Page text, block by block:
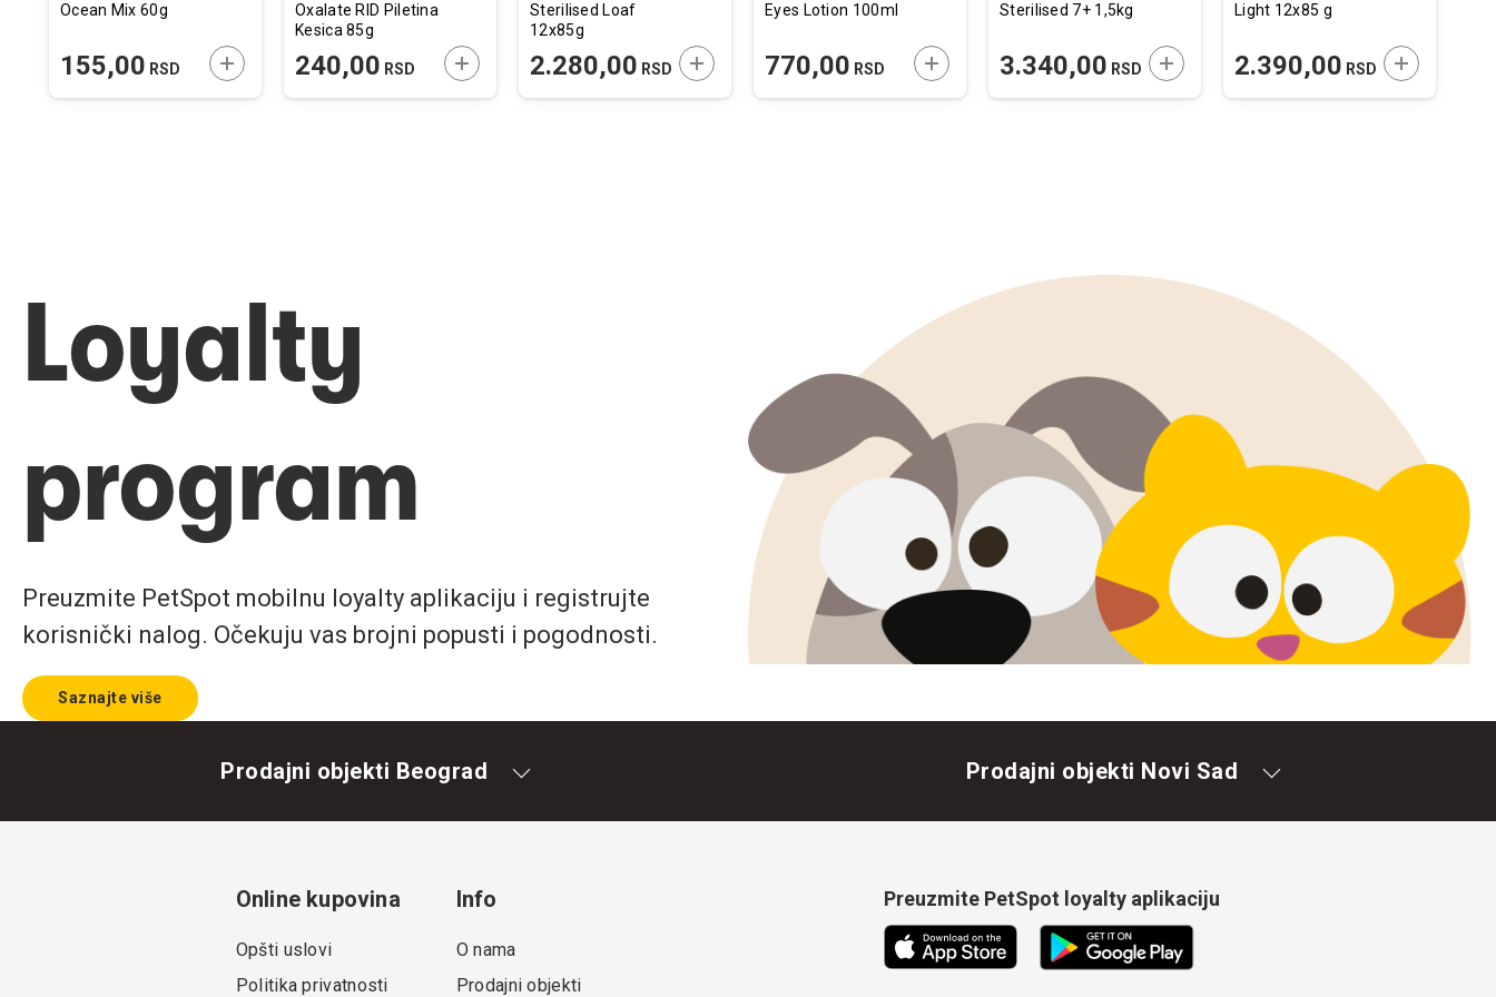
U KORPU
Ocean Mix 60g
155,00 RSD DODAJTE U KORPU
Oxalate RID Piletina
Kesica 85g
240,00 RSD DODAJTE U KORPU
Sterilised Loaf
12x85g
2.280,00 RSD DODAJTE U KORPU
Eyes Lotion 100ml
770,00 RSD DODAJTE U KORPU
Sterilised 7+ 1,5kg
3.340,00 RSD DODAJTE U KORPU
Light 12x85 g
2.390,00 RSD DODAJTE U
Loyalty
program
Preuzmite PetSpot mobilnu loyalty aplikaciju i registrujte
korisnički nalog. Očekuju vas brojni popusti i pogodnosti.
Saznajte više
Prodajni objekti Beograd Prodajni objekti Novi Sad
Online kupovina
Opšti uslovi
Politika privatnosti
Info
O nama
Prodajni objekti
Preuzmite PetSpot loyalty aplikaciju